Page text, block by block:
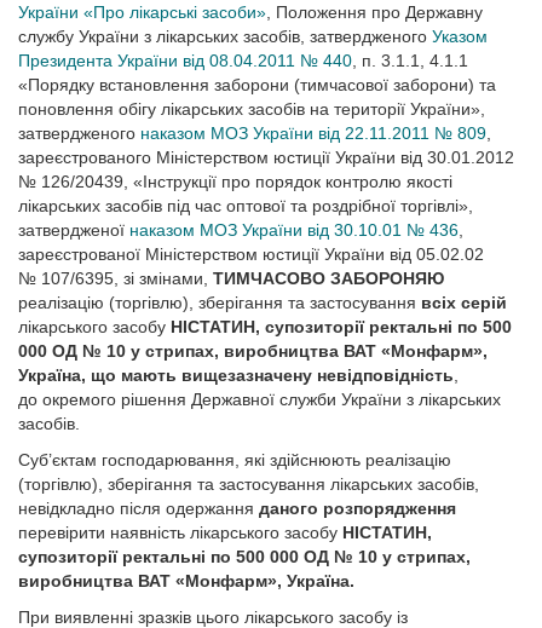
України «Про лікарські засоби» , Положення про Державну
службу України з лікарських засобів, затвердженого Указом
Президента України від 08.04.2011 № 440 , п. 3.1.1, 4.1.1
«Порядку встановлення заборони (тимчасової заборони) та
поновлення обігу лікарських засобів на території України»,
затвердженого наказом МОЗ України від 22.11.2011 № 809
зареєстрованого Міністерством юстиції України від 30.01.2012
№ 126/20439, «Інструкції про порядок контро­лю якості
лікарських засобів під час оптової та роздрібної торгівлі»,
затвердженої наказом МОЗ України від 30.10.01 № 436
зареєстрованої Міністерством юстиції України від 05.02.02
№ 107/6395, зі змінами, ТИМЧАСОВО ЗАБОРОНЯЮ
реалізацію (торгівлю), зберігання та застосування всіх серій
лікарського засобу НІСТАТИН, супозиторії ректальні по 500
000 ОД № 10 у стрипах, виробництва ВАТ «Монфарм»,
Україна, що мають вищезазначену невідповідність
до окремого рішення Державної служби України з лікарських
засобів.
Суб’єктам господарювання, які здійснюють реалізацію
(торгівлю), зберігання та застосування лікарських засобів,
невідкладно після одержання даного розпорядження
перевірити наявність лікарського засобу НІСТАТИН,
супозиторії ректальні по 500 000 ОД № 10 у стрипах,
виробництва ВАТ «Монфарм», Україна.
При виявленні зразків цього лікарського засобу із